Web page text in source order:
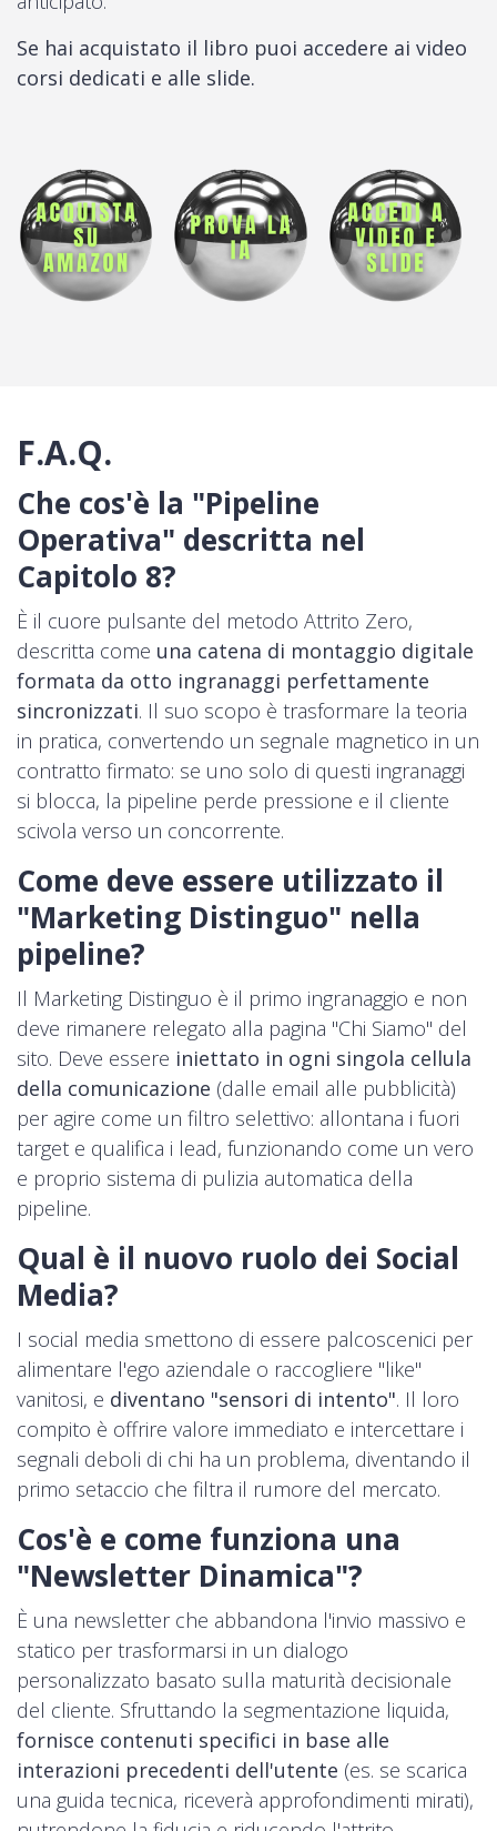
Se hai acquistato il libro puoi accedere ai video
corsi dedicati e alle slide.
F.A.Q.
Che cos'è la "Pipeline
Operativa" descritta nel
Capitolo 8?
È il cuore pulsante del metodo Attrito Zero,
descritta come una catena di montaggio digitale
formata da otto ingranaggi perfettamente
sincronizzati. Il suo scopo è trasformare la teoria
in pratica, convertendo un segnale magnetico in un
contratto firmato: se uno solo di questi ingranaggi
si blocca, la pipeline perde pressione e il cliente
scivola verso un concorrente.
Come deve essere utilizzato il
"Marketing Distinguo" nella
pipeline?
Il Marketing Distinguo è il primo ingranaggio e non
deve rimanere relegato alla pagina "Chi Siamo" del
sito. Deve essere iniettato in ogni singola cellula
della comunicazione (dalle email alle pubblicità)
per agire come un filtro selettivo: allontana i fuori
target e qualifica i lead, funzionando come un vero
e proprio sistema di pulizia automatica della
pipeline.
Qual è il nuovo ruolo dei Social
Media?
I social media smettono di essere palcoscenici per
alimentare l'ego aziendale o raccogliere "like"
vanitosi, e diventano "sensori di intento". Il loro
compito è offrire valore immediato e intercettare i
segnali deboli di chi ha un problema, diventando il
primo setaccio che filtra il rumore del mercato.
Cos'è e come funziona una
"Newsletter Dinamica"?
È una newsletter che abbandona l'invio massivo e
statico per trasformarsi in un dialogo
personalizzato basato sulla maturità decisionale
del cliente. Sfruttando la segmentazione liquida,
fornisce contenuti specifici in base alle
interazioni precedenti dell'utente (es. se scarica
una guida tecnica, riceverà approfondimenti mirati),